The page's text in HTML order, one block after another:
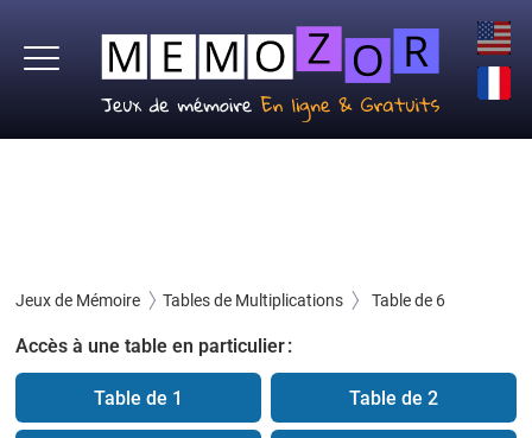
Jeux de Mémoire Tables de Multiplications Table de 6
Accès à une table en particulier :
Table de 1 Table de 2